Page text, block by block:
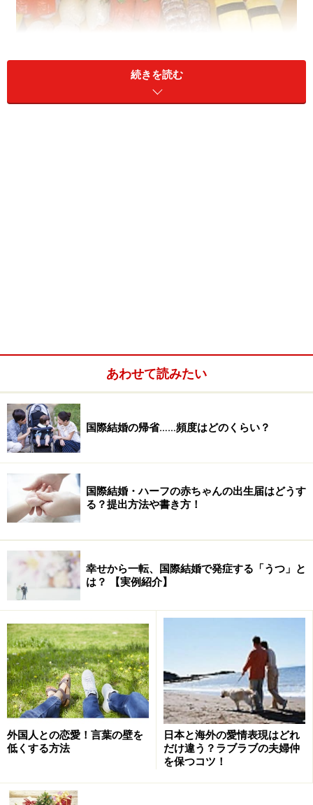
馴染みのものばかりですね。
意識して考えた時でさえ、出てくるものは、このように
自分が小さいときから慣れ親しんだ食べ物に集中しま
す。
それと同様に、……と言うと飛躍があるかもしれません
が、人生の後半＝年を取ってからは、意識せずとも自然
に、自分が生まれ育った食べ物が食べたくなる、とは一
般によく言われていることですね。精神科のお医者様の
そのことが国際結婚カップルに与える影響とは、いった
いどんなことなのでしょうか？
→ 老後の不安が１つ増えちゃう？ 続きは次ページへ
※記事内容は執筆時点のものです。最新の内容をご確認くださ
い。
1/2 次のページへ
続きを読む
あわせて読みたい
国際結婚の帰省……頻度はどのくらい？
国際結婚・ハーフの赤ちゃんの出生届はどうす
る？提出方法や書き方！
幸せから一転、国際結婚で発症する「うつ」と
は？ 【実例紹介】
外国人との恋愛！言葉の壁を
低くする方法
日本と海外の愛情表現はどれ
だけ違う？ラブラブの夫婦仲
を保つコツ！